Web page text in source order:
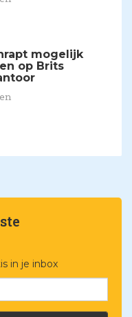
mogelijk
op Brits
in je inbox